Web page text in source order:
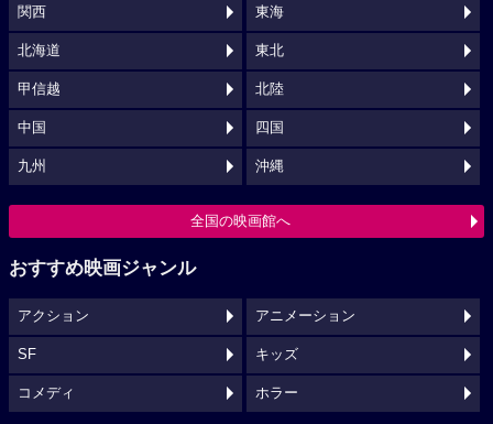
関西 東海
北海道 東北
甲信越 北陸
中国 四国
九州 沖縄
全国の映画館へ
おすすめ映画ジャンル
アクション アニメーション
SF キッズ
コメディ ホラー